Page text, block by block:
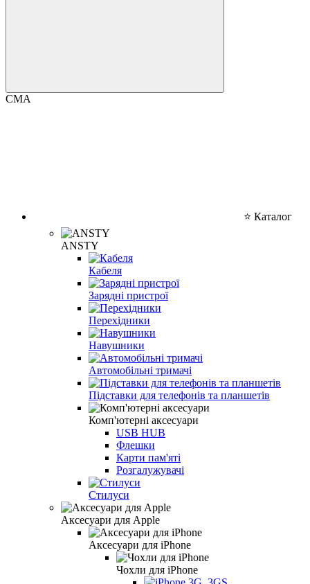
CMA
⭐ Каталог
ANSTY
Кабеля
Зарядні пристрої
Перехідники
Навушники
Автомобільні тримачі
Підставки для телефонів та планшетів
Комп'ютерні аксесуари
USB HUB
Флешки
Карти пам'яті
Розгалужувачі
Стилуси
Аксесуари для Apple
Аксесуари для iPhone
Чохли для iPhone